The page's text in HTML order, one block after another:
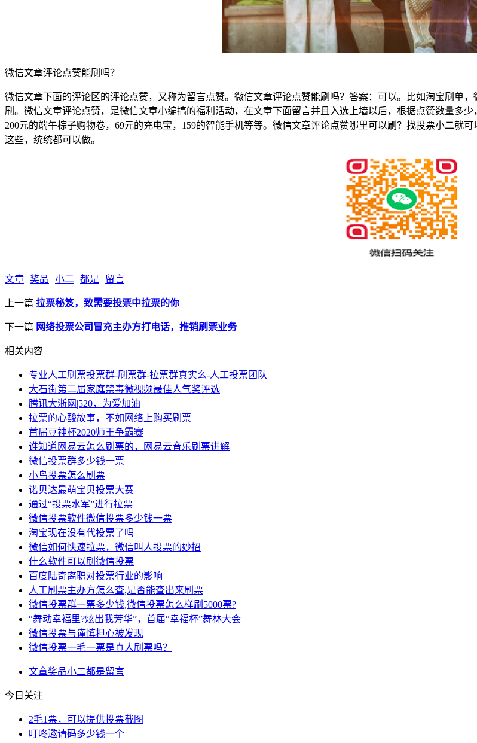
微信文章评论点赞能刷吗？
微信文章下面的评论区的评论点赞，又称为留言点赞。微信文章评论点赞能刷吗？答案：可以。比如淘宝刷单
刷。微信文章评论点赞，是微信文章小编搞的福利活动，在文章下面留言并且入选上墙以后，根据点赞数量多
200元的端午棕子购物卷，69元的充电宝，159的智能手机等等。微信文章评论点赞哪里可以刷？找投票小二就
这些，统统都可以做。
文章 奖品 小二 都是 留言
上一篇 拉票秘笈，致需要投票中拉票的你
下一篇 网络投票公司冒充主办方打电话，推销刷票业务
相关内容
专业人工刷票投票群-刷票群-拉票群真实么-人工投票团队
大石街第二届家庭禁毒微视频最佳人气奖评选
腾讯大浙网|520，为爱加油
拉票的心酸故事，不如网络上购买刷票
首届豆神杯2020师王争霸赛
谁知道网易云怎么刷票的，网易云音乐刷票讲解
微信投票群多少钱一票
小鸟投票怎么刷票
诺贝达最萌宝贝投票大赛
通过“投票水军”进行拉票
微信投票软件微信投票多少钱一票
淘宝现在没有代投票了吗
微信如何快速拉票，微信叫人投票的妙招
什么软件可以刷微信投票
百度陆奇离职对投票行业的影响
人工刷票主办方怎么查,是否能查出来刷票
微信投票群一票多少钱,微信投票怎么样刷5000票?
“舞动幸福里?炫出我芳华”，首届“幸福杯”舞林大会
微信投票与谨慎担心被发现
微信投票一毛一票是真人刷票吗？
文章奖品小二都是留言
今日关注
2毛1票，可以提供投票截图
叮咚邀请码多少钱一个